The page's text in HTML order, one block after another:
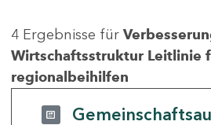
4 Ergebnisse für
Wirtschaftsstruktur Leitlinie
regionalbeihilfen